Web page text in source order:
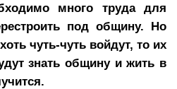
много труда для
под общину. Но
чуть-чуть войдут, то их
знать общину и жить в